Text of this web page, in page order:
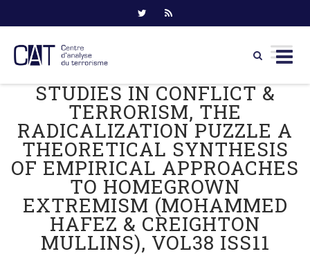
STUDIES IN CONFLICT &
TERRORISM, THE
RADICALIZATION PUZZLE A
THEORETICAL SYNTHESIS
OF EMPIRICAL APPROACHES
TO HOMEGROWN
EXTREMISM (MOHAMMED
HAFEZ & CREIGHTON
MULLINS), VOL38 ISS11